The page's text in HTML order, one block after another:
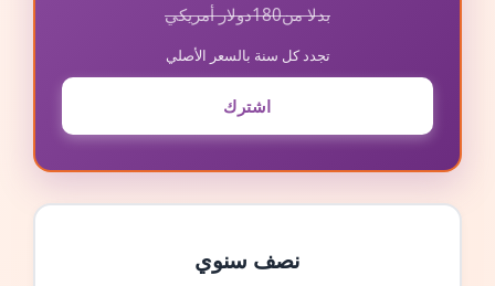
بدلا من180دولار أمريكي
تجدد كل سنة بالسعر الأصلي
اشترك
نصف سنوي